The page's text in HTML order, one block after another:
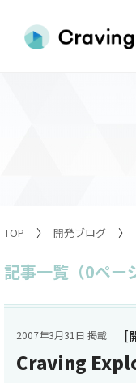
TOP 開発ブログ
記事一覧（0ペー
[
2007年3月31日 掲載
Craving